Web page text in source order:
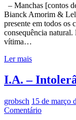
– Manchas [contos
Bianck Amorim &
presente em todos os
consequência
vítima…
Ler mais
I.A. –
grobsch 15 de março
Comentário